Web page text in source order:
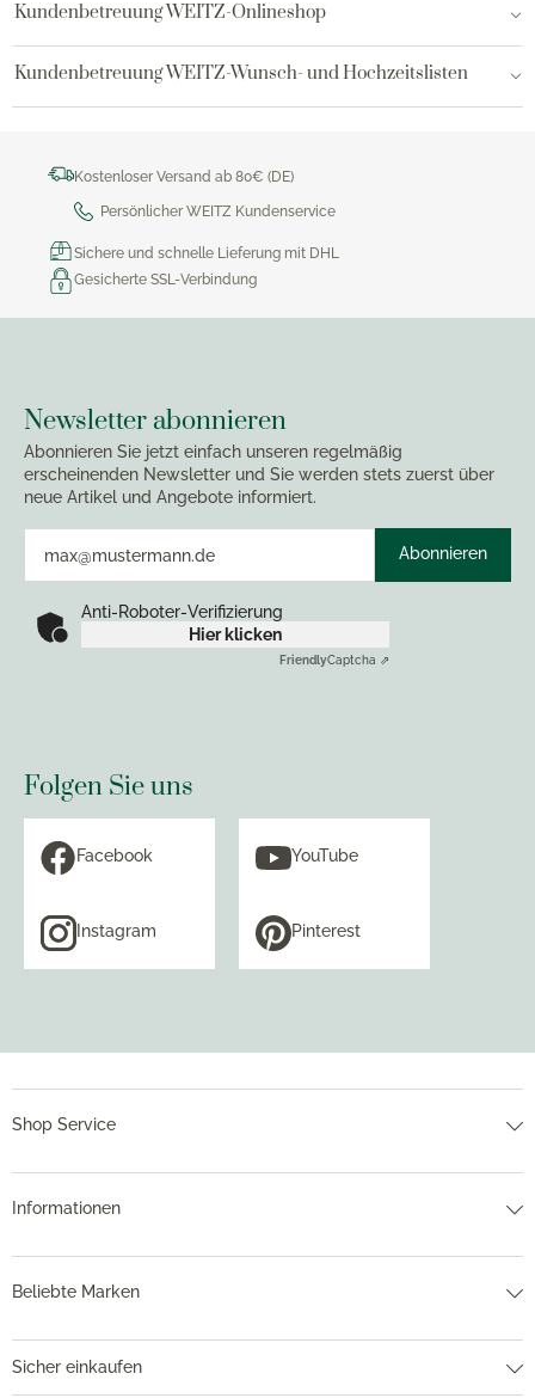
Kundenbetreuung WEITZ-Onlineshop
Kundenbetreuung WEITZ-Wunsch- und Hochzeitslisten
Kostenloser Versand ab 80€ (DE)
Persönlicher WEITZ Kundenservice
Sichere und schnelle Lieferung mit DHL
Gesicherte SSL-Verbindung
Newsletter abonnieren
Abonnieren Sie jetzt einfach unseren regelmäßig
erscheinenden Newsletter und Sie werden stets zuerst über
neue Artikel und Angebote informiert.
Abonnieren
Anti-Roboter-Verifizierung
Hier klicken
FriendlyCaptcha ⇗
Folgen Sie uns
Facebook YouTube
Instagram Pinterest
Shop Service
Informationen
Beliebte Marken
Sicher einkaufen